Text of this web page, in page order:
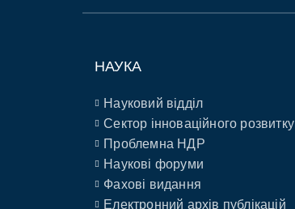
НАУКА
Науковий відділ
Сектор інноваційного розвитку
Проблемна НДР
Наукові форуми
Фахові видання
Електронний архів публікацій